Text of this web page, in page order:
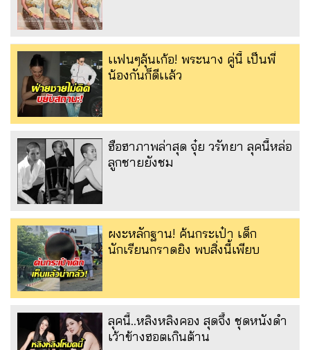
เเฟนๆลุ้นเก้อ! พระนาง คู่นี้ เป็นพี่
น้องกันก็ดีเเล้ว
ฮือฮาภาพล่าสุด จุ๋ย วรัทยา ลุคนี้หล่อ
ลูกชายยังชม
ผงะหลักฐาน! ค้นกระเป๋า เด็ก
นักเรียนกราดยิง พบสิ่งนี้เพียบ
ลุคนี้..หลิงหลิงคอง สุดจึ้ง ชุดหนังดำ
เว้าข้างฮอตเกินต้าน